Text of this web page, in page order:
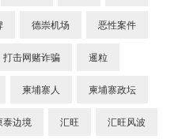
德崇机场 恶性案件
打击网赌诈骗 暹粒
柬埔寨人 柬埔寨政坛
泰边境 汇旺 汇旺风波